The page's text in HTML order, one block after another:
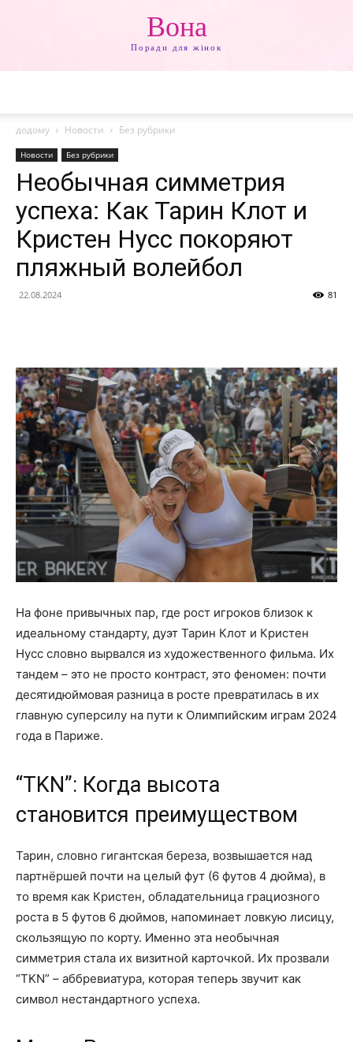
Вона
Поради для жінок
додому Новости Без рубрики
Новости Без рубрики
Необычная симметрия
успеха: Как Тарин Клот и
Кристен Нусс покоряют
пляжный волейбол
22.08.2024 81
На фоне привычных пар, где рост игроков близок к
идеальному стандарту, дуэт Тарин Клот и Кристен
Нусс словно вырвался из художественного фильма. Их
тандем – это не просто контраст, это феномен: почти
десятидюймовая разница в росте превратилась в их
главную суперсилу на пути к Олимпийским играм 2024
года в Париже.
“TKN”: Когда высота
становится преимуществом
Тарин, словно гигантская береза, возвышается над
партнёршей почти на целый фут (6 футов 4 дюйма), в
то время как Кристен, обладательница грациозного
роста в 5 футов 6 дюймов, напоминает ловкую лисицу,
скользящую по корту. Именно эта необычная
симметрия стала их визитной карточкой. Их прозвали
“TKN” – аббревиатура, которая теперь звучит как
символ нестандартного успеха.